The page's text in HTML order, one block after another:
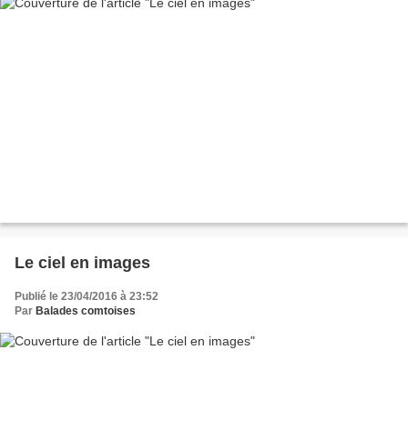
Le ciel en images
Publié le 23/04/2016 à 23:52
Par Balades comtoises